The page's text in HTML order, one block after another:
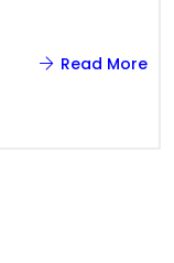
Read More